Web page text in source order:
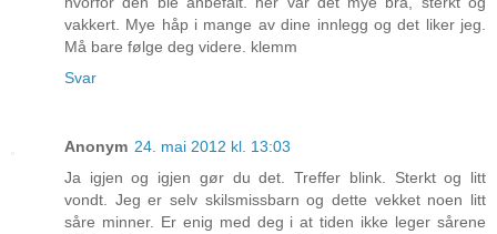
vakkert. Mye håp i mange av dine innlegg og det liker jeg.
Må bare følge deg videre. klemm
Svar
Anonym 24. mai 2012 kl. 13:03
Ja igjen og igjen gør du det. Treffer blink. Sterkt og litt
vondt. Jeg er selv skilsmissbarn og dette vekket noen litt
såre minner. Er enig med deg i at tiden ikke leger sårene